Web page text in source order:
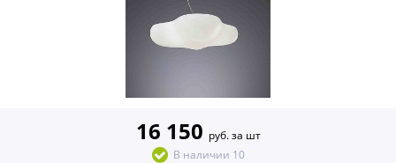
16 150 руб. за шт
В наличии 10